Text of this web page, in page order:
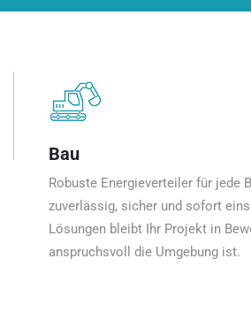
Bau
Robuste Energieverteiler für jede
zuverlässig, sicher und sofort
Lösungen bleibt Ihr Projekt in
anspruchsvoll die Umgebung ist.